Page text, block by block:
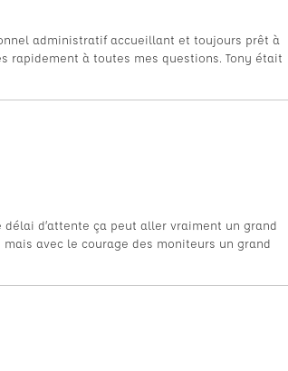
administratif accueillant et toujours prêt à
rapidement à toutes mes questions. Tony était
d’attente ça peut aller vraiment un grand
avec le courage des moniteurs un grand